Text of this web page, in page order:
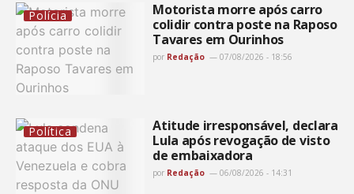
Polícia
Motorista morre após carro
colidir contra poste na Raposo
Tavares em Ourinhos
por Redação 07/08/2026 - 18:56
Política
Atitude irresponsável, declara
Lula após revogação de visto
de embaixadora
por Redação 06/08/2026 - 14:31